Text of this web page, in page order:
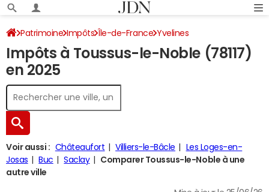
Patrimoine Impôts Île-de-France Yvelines
Toussus-le-Noble Impôt sur le revenu
Impôts à Toussus-le-Noble (78117)
en 2025
Voir aussi : Châteaufort Villiers-le-Bâcle
Les Loges-en-
Josas
Buc Saclay
Comparer Toussus-le-Noble à une
autre ville